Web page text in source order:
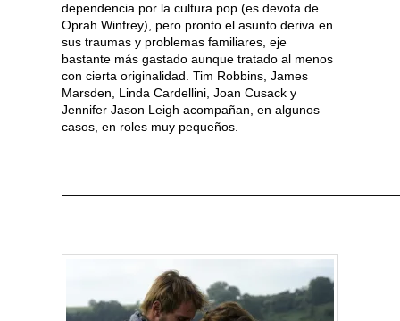
dependencia por la cultura pop (es devota de
Oprah Winfrey), pero pronto el asunto deriva en
sus traumas y problemas familiares, eje
bastante más gastado aunque tratado al menos
con cierta originalidad. Tim Robbins, James
Marsden, Linda Cardellini, Joan Cusack y
Jennifer Jason Leigh acompañan, en algunos
casos, en roles muy pequeños.